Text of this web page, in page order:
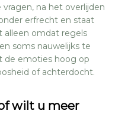
na het overlijden
erfrecht en staat
alleen omdat regels
soms nauwelijks te
de emoties hoog op
of achterdocht.
wilt u meer